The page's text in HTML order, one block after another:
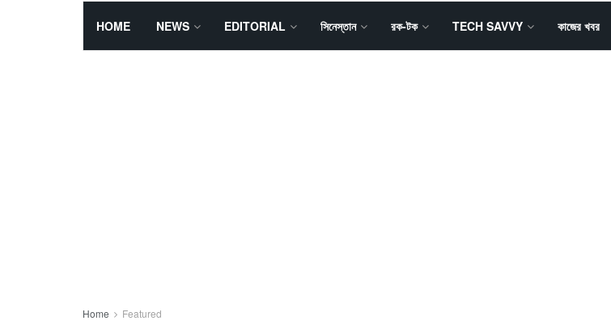
HOME NEWS EDITORIAL সিনেস্তান রক-টক TECH SAVVY কাজের খবর
Home Featured